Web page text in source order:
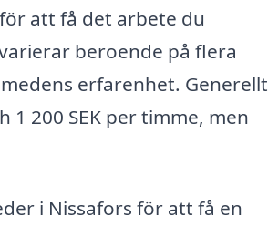
att få det arbete du
beroende på flera
erfarenhet. Generellt
200 SEK per timme, men
i Nissafors för att få en